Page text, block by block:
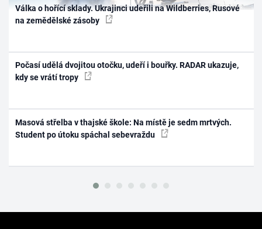
Válka o hořící sklady. Ukrajinci udeřili na Wildberries, Rusové
na zemědělské zásoby
Počasí udělá dvojitou otočku, udeří i bouřky. RADAR ukazuje,
kdy se vrátí tropy
Masová střelba v thajské škole: Na místě je sedm mrtvých.
Student po útoku spáchal sebevraždu